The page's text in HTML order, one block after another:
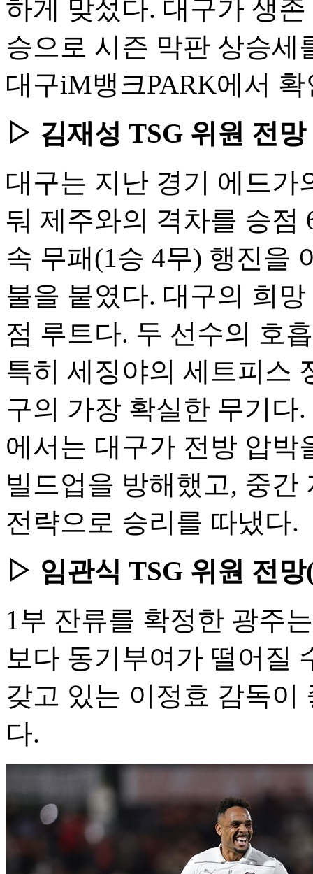
하게 맞섰다. 대구가 생
승으로 시즌 막판 상승세
대구iM뱅크PARK에서
▷ 김재성 TSG 위원 전망
대구는 지난 경기 에드가
둬 제주와의 격차를 승점
속 무패(1승 4무) 행진을
불을 붙였다. 대구의 희
점 루트다. 두 선수의 호
특히 세징야의 세트피스
구의 가장 확실한 무기다
에서는 대구가 전방 압박
빌드업을 방해했고, 중
전략으로 승리를 따냈다.
▷ 임관식 TSG 위원 전망
1부 잔류를 확정한 광주
보다 동기부여가 떨어질
갖고 있는 이정효 감독이
다.